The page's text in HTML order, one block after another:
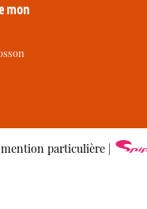
mon
particulière |